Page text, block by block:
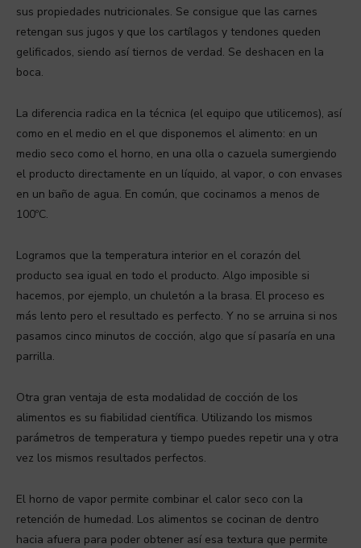
sus propiedades nutricionales. Se consigue que las carnes
retengan sus jugos y que los cartílagos y tendones queden
gelificados, siendo así tiernos de verdad. Se deshacen en la
boca.
La diferencia radica en la técnica (el equipo que utilicemos), así
como en el medio en el que disponemos el alimento: en un
medio seco como el horno, en una olla o cazuela sumergiendo
el producto directamente en un líquido, al vapor, o con envases
en un baño de agua. En común, que cocinamos a menos de
100ºC.
Logramos que la temperatura interior en el corazón del
producto sea igual en todo el producto. Algo imposible si
hacemos, por ejemplo, un chuletón a la brasa. El proceso es
más lento pero el resultado es perfecto. Y no se arruina si nos
pasamos cinco minutos de cocción, algo que sí pasaría en una
parrilla.
Otra gran ventaja de esta modalidad de cocción de los
alimentos es su fiabilidad científica. Utilizando los mismos
parámetros de temperatura y tiempo puedes repetir una y otra
vez los mismos resultados perfectos.
El horno de vapor permite combinar el calor seco con la
retención de humedad. Los alimentos se cocinan de dentro
hacia afuera para poder obtener así esa textura que permite